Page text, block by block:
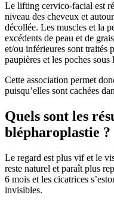
Le lifting cervico-facial est
niveau des cheveux et
décollée. Les muscles et la
excédents de peau et de
et/ou inférieures sont traités
paupières et les poches sous
Cette association permet
puisqu’elles sont cachées
Quels sont les
blépharoplastie ?
Le regard est plus vif et le
reste naturel et paraît plus
6 mois et les cicatrices
invisibles.